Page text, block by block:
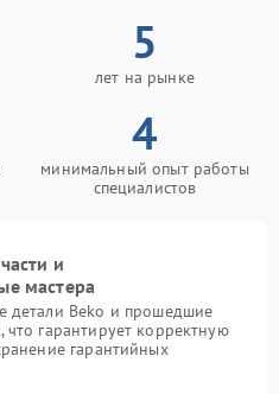
5
лет на рынке
4
минимальный опыт работы
специалистов
и
мастера
детали Beko и прошедшие
гарантирует корректную
гарантийных